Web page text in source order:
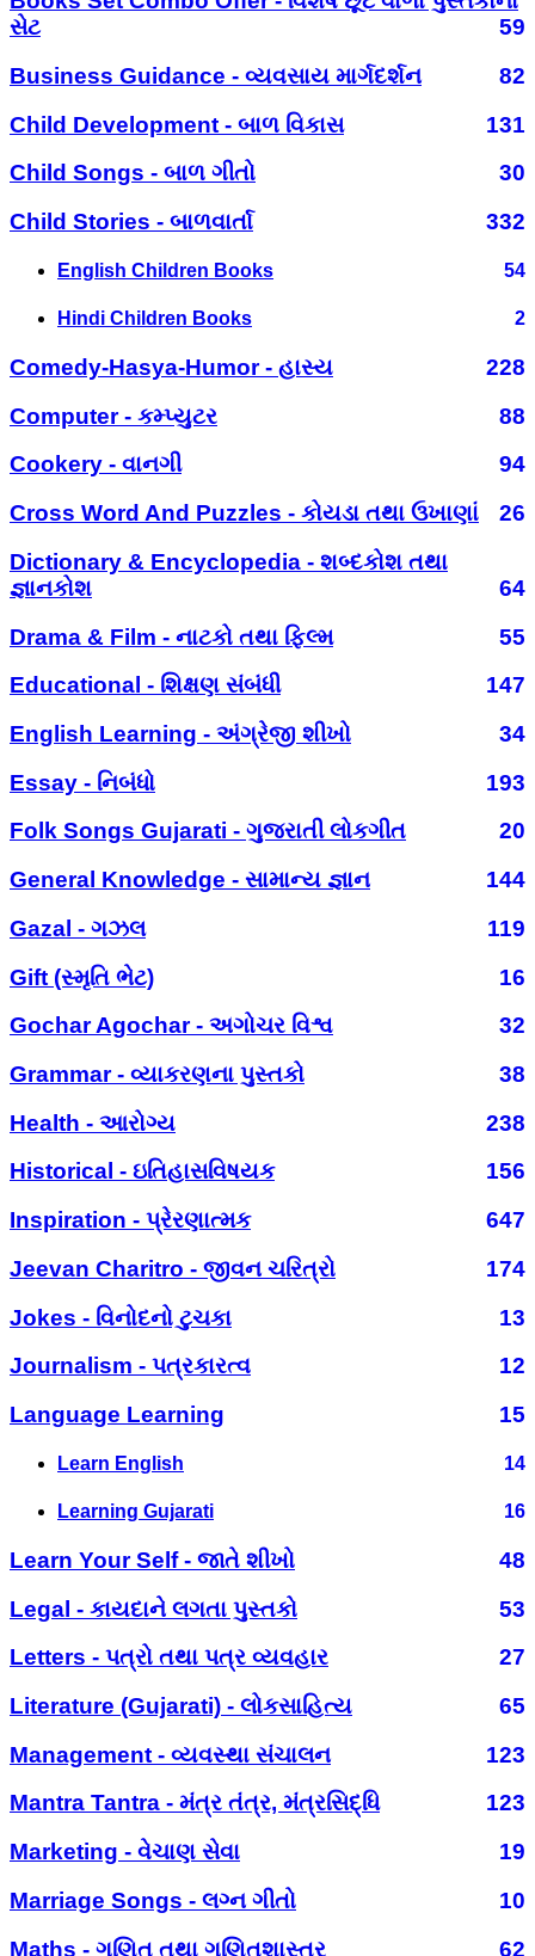
સેટ
59
Business Guidance - વ્યવસાય માર્ગદર્શન
82
Child Development - બાળ વિકાસ
131
Child Songs - બાળ ગીતો
30
Child Stories - બાળવાર્તા
332
English Children Books 54
Hindi Children Books 2
Comedy-Hasya-Humor - હાસ્ય
228
Computer - કમ્પ્યુટર
88
Cookery - વાનગી
94
Cross Word And Puzzles - કોયડા તથા ઉખાણાં
26
Dictionary & Encyclopedia - શબ્દકોશ તથા
જ્ઞાનકોશ
64
Drama & Film - નાટકો તથા ફિલ્મ
55
Educational - શિક્ષણ સંબંધી
147
English Learning - અંગ્રેજી શીખો
34
Essay - નિબંધો
193
Folk Songs Gujarati - ગુજરાતી લોકગીત
20
General Knowledge - સામાન્ય જ્ઞાન
144
Gazal - ગઝલ
119
Gift (સ્મૃતિ ભેટ)
16
Gochar Agochar - અગોચર વિશ્વ
32
Grammar - વ્યાકરણના પુસ્તકો
38
Health - આરોગ્ય
238
Historical - ઇતિહાસવિષયક
156
Inspiration - પ્રેરણાત્મક
647
Jeevan Charitro - જીવન ચરિત્રો
174
Jokes - વિનોદનો ટુચકા
13
Journalism - પત્રકારત્વ
12
Language Learning
15
Learn English 14
Learning Gujarati 16
Learn Your Self - જાતે શીખો
48
Legal - કાયદાને લગતા પુસ્તકો
53
Letters - પત્રો તથા પત્ર વ્યવહાર
27
Literature (Gujarati) - લોકસાહિત્ય
65
Management - વ્યવસ્થા સંચાલન
123
Mantra Tantra - મંત્ર તંત્ર, મંત્રસિદ્ધિ
123
Marketing - વેચાણ સેવા
19
Marriage Songs - લગ્ન ગીતો
10
Maths - ગણિત તથા ગણિતશાસ્ત્ર
62